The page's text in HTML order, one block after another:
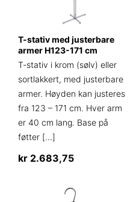
T-stativ med justerbare
armer H123-171 cm
T-stativ i krom (sølv) eller
sortlakkert, med justerbare
armer. Høyden kan justeres
fra 123 – 171 cm. Hver arm
er 40 cm lang. Base på
føtter […]
kr 2.683,75